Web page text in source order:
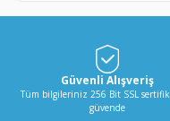
Güvenli Alışveriş
Tüm bilgileriniz 256 Bit SSL
güvende